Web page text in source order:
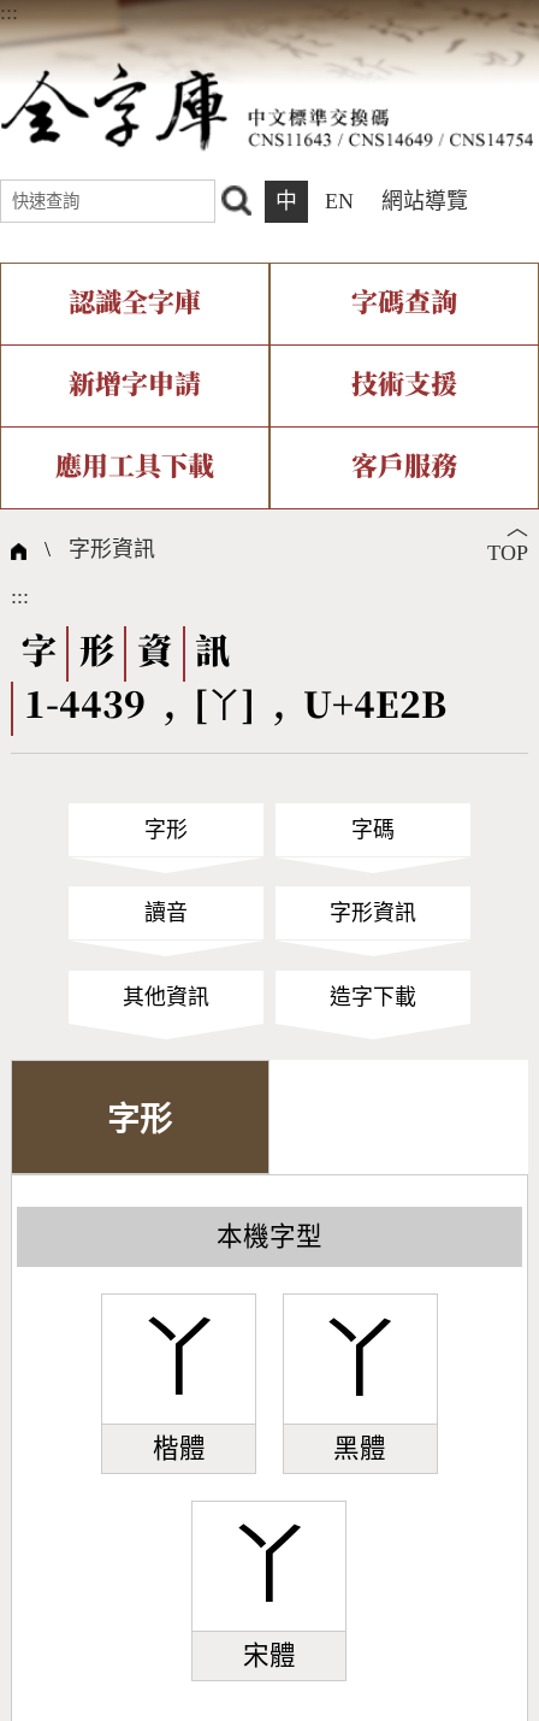
:::
中 EN 網站導覽
認識全字庫
全字庫介紹 全字庫現況
中文碼介紹 專有名詞介紹
國際字碼相關組織
字碼查詢
IDS查詢 部件查詢
複合查詢 注音查詢
筆畫查詢
筆順序查詢
CNS查詢 Unicode查詢
新增字申請
新字申請處理流程
技術支援
字形即時顯示 造字解決方案
全字庫授權 轉碼Web Service
應用工具下載
個人電腦造字處理工具
字形下載
客戶服務
問題集
熱門查詢統計
︿
TOP
\ 字形資訊
:::
字 形 資
訊
1-4439 , [丫] , U+4E2B
字形 字碼
讀音 字形資訊
其他資訊 造字下載
字形
本機字型
丫
楷體
丫
黑體
丫
宋體